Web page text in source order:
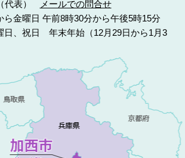
代表）
メールでの問合せ
ら金曜日 午前8時30分から午後5時15分
日、祝日 年末年始（12月29日から1月3